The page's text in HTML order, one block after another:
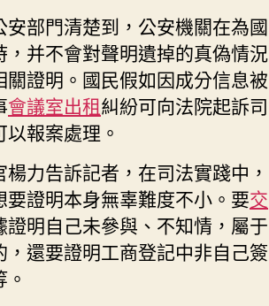
部門清楚到，公安機關在為國
，并不會對聲明遺掉的真偽情況
證明。國民假如因成分信息被
會議室出租糾紛可向法院起訴司
報案處理。
力告訴記者，在司法實踐中，
證明本身無辜難度不小。要交
明自己未參與、不知情，屬于
還要證明工商登記中非自己簽